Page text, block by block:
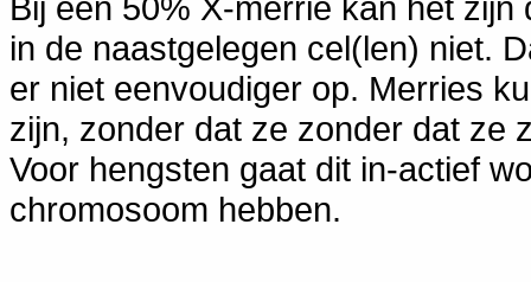
in de naastgelegen cel(len) niet.
er niet eenvoudiger op. Merries
zijn, zonder dat ze zonder dat ze
Voor hengsten gaat dit in-actief
chromosoom hebben.